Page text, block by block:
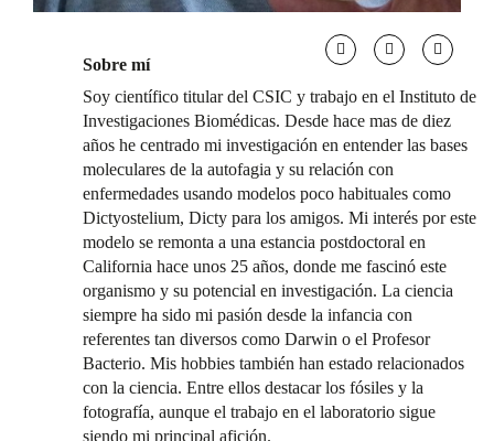
Sobre mí
Soy científico titular del CSIC y trabajo en el Instituto de
Investigaciones Biomédicas. Desde hace mas de diez
años he centrado mi investigación en entender las bases
moleculares de la autofagia y su relación con
enfermedades usando modelos poco habituales como
Dictyostelium, Dicty para los amigos. Mi interés por este
modelo se remonta a una estancia postdoctoral en
California hace unos 25 años, donde me fascinó este
organismo y su potencial en investigación. La ciencia
siempre ha sido mi pasión desde la infancia con
referentes tan diversos como Darwin o el Profesor
Bacterio. Mis hobbies también han estado relacionados
con la ciencia. Entre ellos destacar los fósiles y la
fotografía, aunque el trabajo en el laboratorio sigue
siendo mi principal afición.